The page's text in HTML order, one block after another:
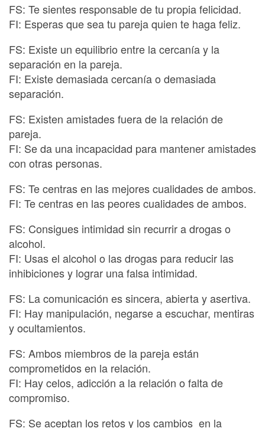
FS: Te sientes responsable de tu propia felicidad.
FI: Esperas que sea tu pareja quien te haga feliz.
FS: Existe un equilibrio entre la cercanía y la
separación en la pareja.
FI: Existe demasiada cercanía o demasiada
separación.
FS: Existen amistades fuera de la relación de
pareja.
FI: Se da una incapacidad para mantener amistades
con otras personas.
FS: Te centras en las mejores cualidades de ambos.
FI: Te centras en las peores cualidades de ambos.
FS: Consigues intimidad sin recurrir a drogas o
alcohol.
FI: Usas el alcohol o las drogas para reducir las
inhibiciones y lograr una falsa intimidad.
FS: La comunicación es sincera, abierta y asertiva.
FI: Hay manipulación, negarse a escuchar, mentiras
y ocultamientos.
FS: Ambos miembros de la pareja están
comprometidos en la relación.
FI: Hay celos, adicción a la relación o falta de
compromiso.
FS: Se aceptan los retos y los cambios en la